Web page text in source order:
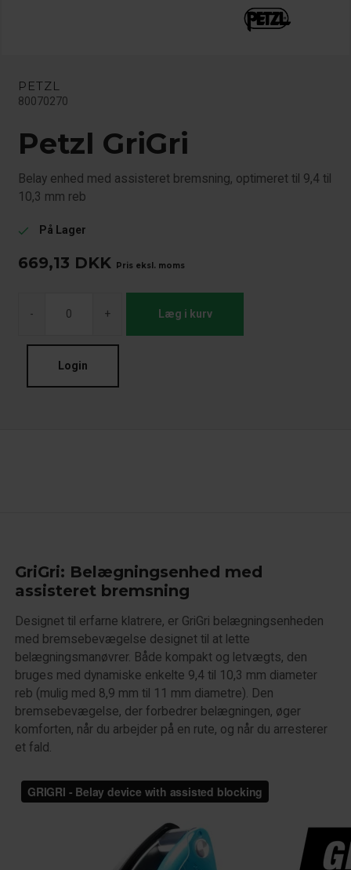
PETZL
80070270
Petzl GriGri
Belay enhed med assisteret bremsning, optimeret til 9,4 til
10,3 mm reb
check På Lager
669,13 DKK Pris eksl. moms
- + Læg i kurv
Login
GriGri: Belægningsenhed med
assisteret bremsning
Designet til erfarne klatrere, er GriGri belægningsenheden
med bremsebevægelse designet til at lette
belægningsmanøvrer. Både kompakt og letvægts, den
bruges med dynamiske enkelte 9,4 til 10,3 mm diameter
reb (mulig med 8,9 mm til 11 mm diametre). Den
bremsebevægelse, der forbedrer belægningen, øger
komforten, når du arbejder på en rute, og når du arresterer
et fald.